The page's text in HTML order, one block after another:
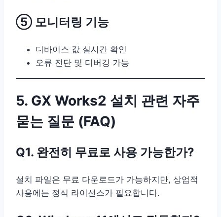
⑤ 모니터링 기능
디바이스 값 실시간 확인
오류 진단 및 디버깅 가능
5. GX Works2 설치 관련 자주
묻는 질문 (FAQ)
Q1. 완전히 무료로 사용 가능한가?
설치 파일은 무료 다운로드가 가능하지만, 상업적
사용에는 정식 라이선스가 필요합니다.